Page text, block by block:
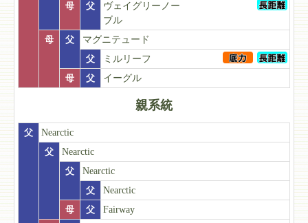
母
父
ヴェイグリーノー
ブル
母
父
マグニテュード
父
ミルリーフ
母
父 イーグル
親系統
父
Nearctic
父
Nearctic
父
Nearctic
父
Nearctic
母
父
Fairway